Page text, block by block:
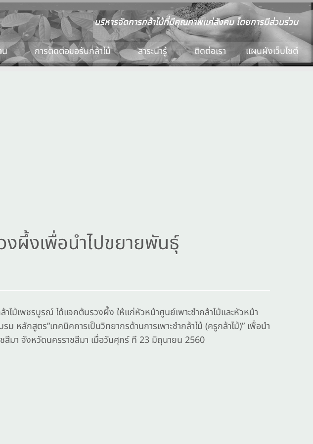
บริหารจัดการกล้าไม้ที่มีคุณภาพแก่สังคม โดยการมีส่วนร่วม
น การติดต่อขอรับกล้าไม้ สาระน่ารู้ ติดต่อเรา แผนผังเว็บไซต์
ผึ้งเพื่อนำไปขยายพันธุ์
ม้เพชรบูรณ์ ได้แจกต้นรวงผึ้ง ให้แก่หัวหน้าศูนย์เพาะชำกล้าไม้และหัวหน้า
ม หลักสูตร”เทคนิคการเป็นวิทยากรด้านการเพาะชำกล้าไม้ (ครูกล้าไม้)” เพื่อนำ
สีมา จังหวัดนครราชสีมา เมื่อวันศุกร์ ที 23 มิถุนายน 2560